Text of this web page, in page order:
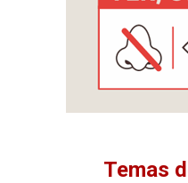
Temas